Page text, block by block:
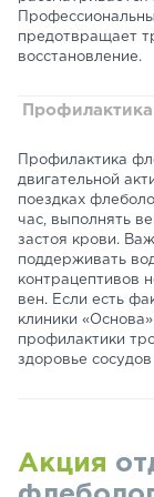
предотвращает
восстановление.
Профилактика
Профилактика
двигательной
поездках
час, выполнять
застоя крови.
поддерживать
контрацептивов
вен. Если есть
клиники
профилактики
здоровье
Акция